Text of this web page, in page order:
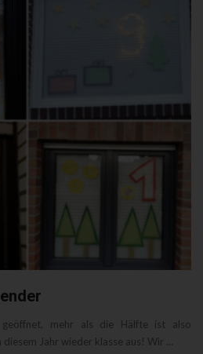
mehr als die Hälfte ist also
Jahr wieder klasse aus! Wir ...